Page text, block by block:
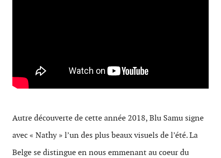
Autre découverte de cette année 2018, Blu Samu signe
avec « Nathy » l’un des plus beaux visuels de l’été. La
Belge se distingue en nous emmenant au coeur du